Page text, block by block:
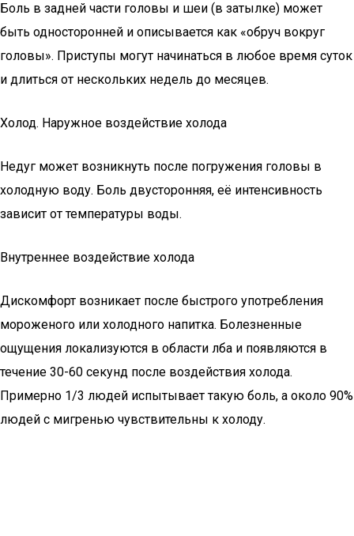
Боль в задней части головы и шеи (в затылке) может
быть односторонней и описывается как «обруч вокруг
головы». Приступы могут начинаться в любое время суток
и длиться от нескольких недель до месяцев.
Холод. Наружное воздействие холода
Недуг может возникнуть после погружения головы в
холодную воду. Боль двусторонняя, её интенсивность
зависит от температуры воды.
Внутреннее воздействие холода
Дискомфорт возникает после быстрого употребления
мороженого или холодного напитка. Болезненные
ощущения локализуются в области лба и появляются в
течение 30-60 секунд после воздействия холода.
Примерно 1/3 людей испытывает такую боль, а около 90%
людей с мигренью чувствительны к холоду.